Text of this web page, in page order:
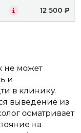
12 500 ₽
не может
и
в клинику.
выведение из
осматривает
на